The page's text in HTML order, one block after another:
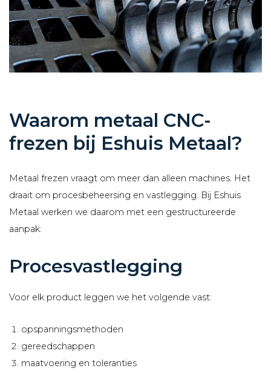
Waarom metaal CNC-
frezen bij Eshuis Metaal?
Metaal frezen vraagt om meer dan alleen machines. Het
draait om procesbeheersing en vastlegging. Bij Eshuis
Metaal werken we daarom met een gestructureerde
aanpak:
Procesvastlegging
Voor elk product leggen we het volgende vast:
opspanningsmethoden
gereedschappen
maatvoering en toleranties